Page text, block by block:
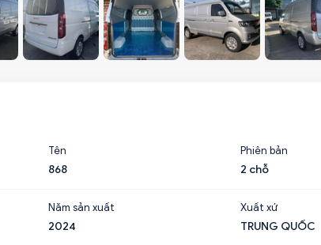
Tên
868
Phiên bản
2 chỗ
Năm sản xuất
2024
Xuất xứ
TRUNG QUỐC